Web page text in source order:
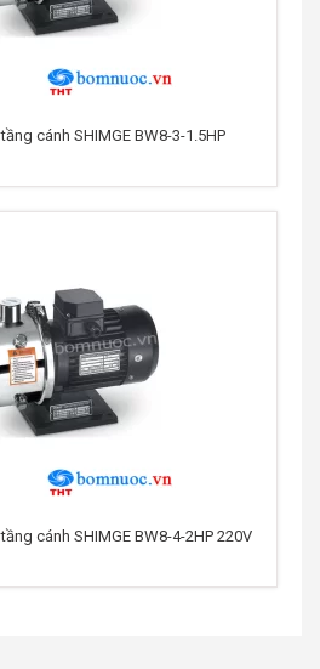
cánh SHIMGE BW8-3-1.5HP
cánh SHIMGE BW8-4-2HP 220V